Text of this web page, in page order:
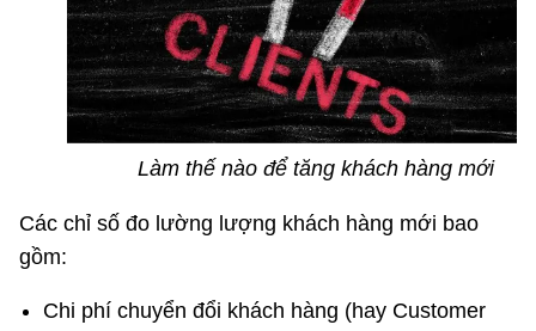
Làm thế nào để tăng khách hàng mới
Các chỉ số đo lường lượng khách hàng mới bao
gồm:
Chi phí chuyển đổi khách hàng (hay Customer